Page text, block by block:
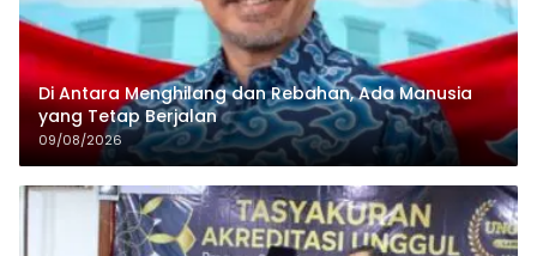
Di Antara Menghilang dan Rebahan, Ada Manusia
yang Tetap Berjalan
09/08/2026